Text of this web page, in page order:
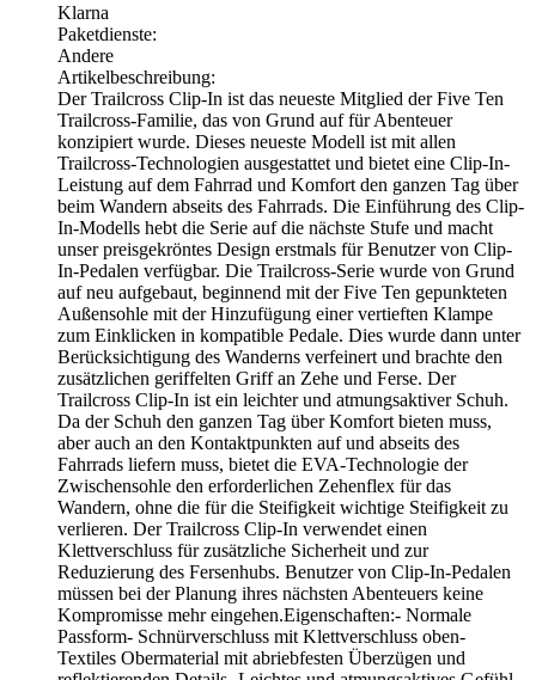
Klarna
Paketdienste:
Andere
Artikelbeschreibung:
Der Trailcross Clip-In ist das neueste Mitglied der Five Ten
Trailcross-Familie, das von Grund auf für Abenteuer
konzipiert wurde. Dieses neueste Modell ist mit allen
Trailcross-Technologien ausgestattet und bietet eine Clip-In-
Leistung auf dem Fahrrad und Komfort den ganzen Tag über
beim Wandern abseits des Fahrrads. Die Einführung des Clip-
In-Modells hebt die Serie auf die nächste Stufe und macht
unser preisgekröntes Design erstmals für Benutzer von Clip-
In-Pedalen verfügbar. Die Trailcross-Serie wurde von Grund
auf neu aufgebaut, beginnend mit der Five Ten gepunkteten
Außensohle mit der Hinzufügung einer vertieften Klampe
zum Einklicken in kompatible Pedale. Dies wurde dann unter
Berücksichtigung des Wanderns verfeinert und brachte den
zusätzlichen geriffelten Griff an Zehe und Ferse. Der
Trailcross Clip-In ist ein leichter und atmungsaktiver Schuh.
Da der Schuh den ganzen Tag über Komfort bieten muss,
aber auch an den Kontaktpunkten auf und abseits des
Fahrrads liefern muss, bietet die EVA-Technologie der
Zwischensohle den erforderlichen Zehenflex für das
Wandern, ohne die für die Steifigkeit wichtige Steifigkeit zu
verlieren. Der Trailcross Clip-In verwendet einen
Klettverschluss für zusätzliche Sicherheit und zur
Reduzierung des Fersenhubs. Benutzer von Clip-In-Pedalen
müssen bei der Planung ihres nächsten Abenteuers keine
Kompromisse mehr eingehen.Eigenschaften:- Normale
Passform- Schnürverschluss mit Klettverschluss oben-
Textiles Obermaterial mit abriebfesten Überzügen und